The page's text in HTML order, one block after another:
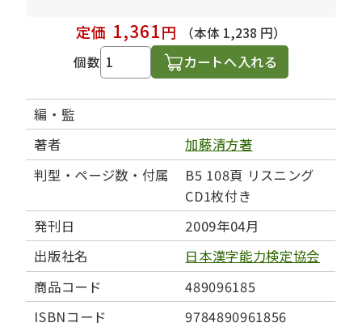
定価 1,361円
（本体 1,238 円）
個数
カートへ入れる
編・監
著者
加藤清方著
判型・ページ数・付属
B5 108頁 リスニング
CD1枚付き
発刊日
2009年04月
出版社名
日本漢字能力検定協会
商品コード
489096185
ISBNコード
9784890961856